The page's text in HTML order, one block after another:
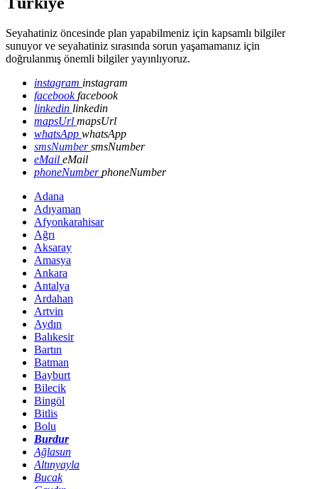
Seyahatiniz öncesinde plan yapabilmeniz için kapsamlı bilgiler
sunuyor ve seyahatiniz sırasında sorun yaşamamanız için
doğrulanmış önemli bilgiler yayınlıyoruz.
instagram instagram
facebookfacebook
linkedin linkedin
mapsUrl mapsUrl
whatsApp whatsApp
smsNumbersmsNumber
eMail eMail
phoneNumberphoneNumber
Adana
Adıyaman
Afyonkarahisar
Ağrı
Aksaray
Amasya
Ankara
Antalya
Ardahan
Artvin
Aydın
Balıkesir
Bartın
Batman
Bayburt
Bilecik
Bingöl
Bitlis
Bolu
Burdur
Ağlasun
Altınyayla
Bucak